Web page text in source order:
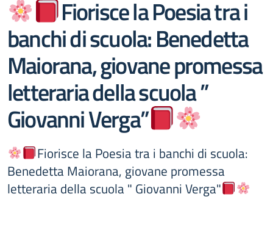
Fiorisce la Poesia tra i
banchi di scuola: Benedetta
Maiorana, giovane promessa
letteraria della scuola ”
Giovanni Verga”
Fiorisce la Poesia tra i banchi di scuola:
Benedetta Maiorana, giovane promessa
letteraria della scuola " Giovanni Verga"